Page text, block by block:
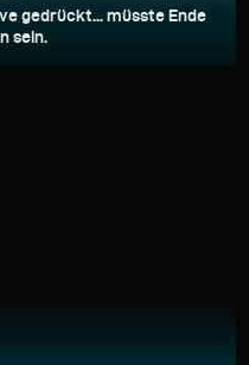
gedrückt... müsste Ende
sein.